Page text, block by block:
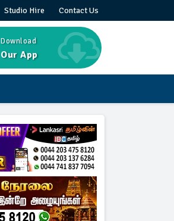
Studio Hire Contact Us
Download
Our App